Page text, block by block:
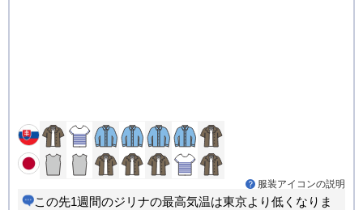
服装アイコンの説明
この先1週間のジリナの最高気温は東京より低くなりま